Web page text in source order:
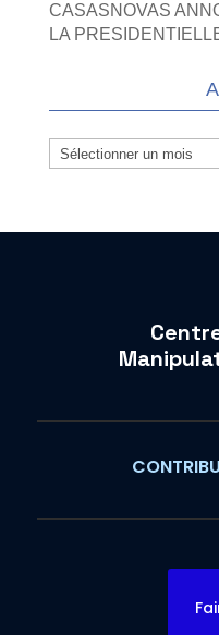
CASASNOVAS
LA
Archives